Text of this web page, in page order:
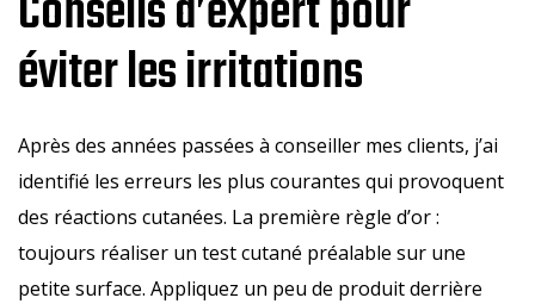
éviter les irritations
Après des années passées à conseiller mes clients, j’ai
identifié les erreurs les plus courantes qui provoquent
des réactions cutanées. La première règle d’or :
toujours réaliser un test cutané préalable sur une
petite surface. Appliquez un peu de produit derrière